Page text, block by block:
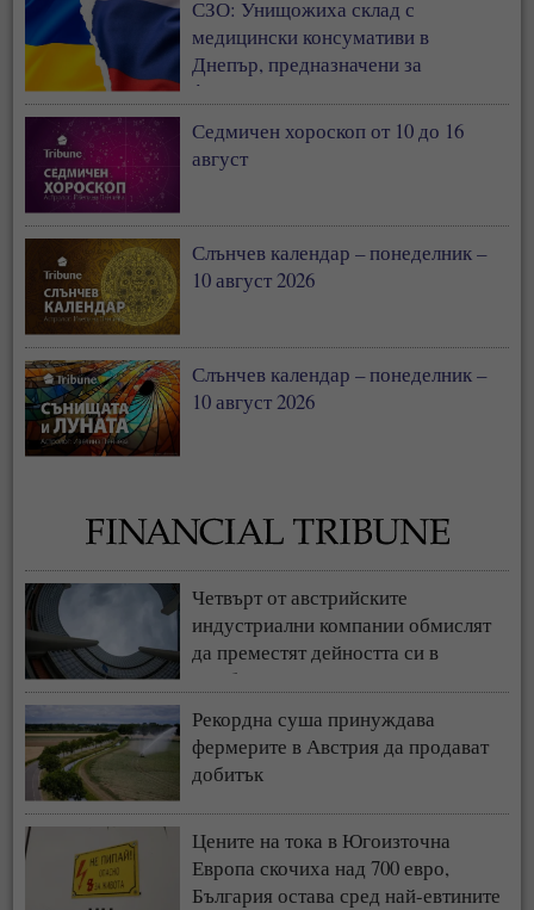
СЗО: Унищожиха склад с
медицински консумативи в
Днепър, предназначени за
фронтовата линия
Седмичен хороскоп от 10 до 16
август
Слънчев календар – понеделник –
10 август 2026
Слънчев календар – понеделник –
10 август 2026
Четвърт от австрийските
индустриални компании обмислят
да преместят дейността си в
чужбина
Рекордна суша принуждава
фермерите в Австрия да продават
добитък
Цените на тока в Югоизточна
Европа скочиха над 700 евро,
България остава сред най-евтините